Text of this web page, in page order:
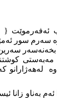
{
سور
بخه‌نه‌سه‌ر
مه‌به‌ستی
به‌ناو زانا